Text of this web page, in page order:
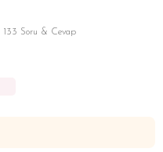
133 Soru & Cevap